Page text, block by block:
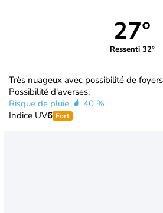
27°
Ressenti 32°
Très nuageux avec possibilité de
Possibilité d'averses.
Risque de pluie
40 %
Indice UV6 Fort